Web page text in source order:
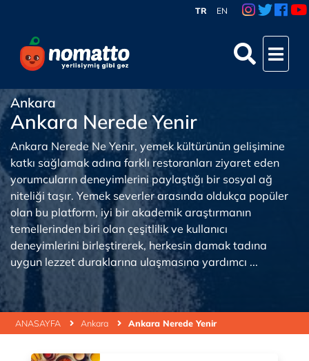
TR EN
ANASAYFA Ankara Ankara Nerede Yenir
Ankara
Ankara Nerede Yenir
Ankara Nerede Ne Yenir, yemek kültürünün gelişimine
katkı sağlamak adına farklı restoranları ziyaret eden
yorumcuların deneyimlerini paylaştığı bir sosyal ağ
niteliği taşır. Yemek severler arasında oldukça popüler
olan bu platform, iyi bir akademik araştırmanın
temellerinden biri olan çeşitlilik ve kullanıcı
deneyimlerini birleştirerek, herkesin damak tadına
uygun lezzet duraklarına ulaşmasına yardımcı ...